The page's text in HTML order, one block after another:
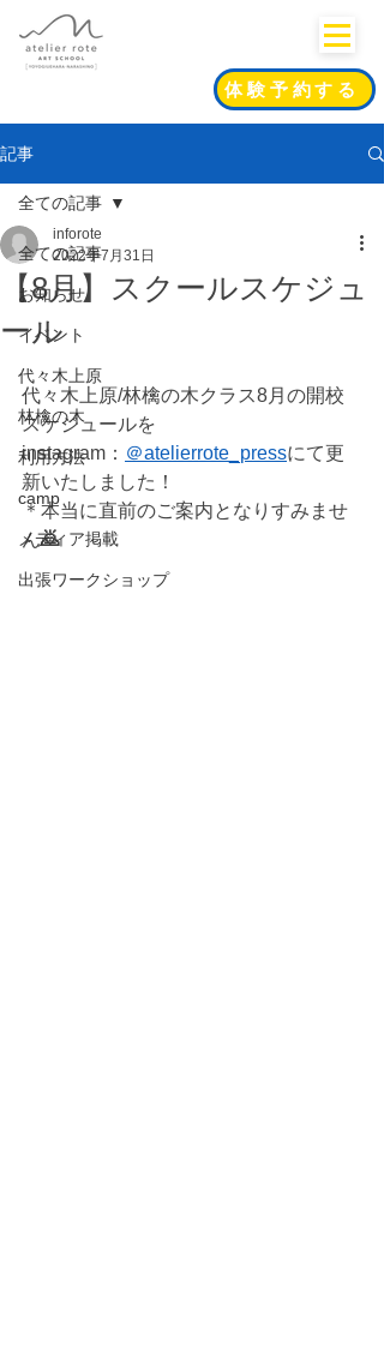
体験予約する
記事
全ての記事
お知らせ
イベント
代々木上原
林檎の木
利用方法
camp
メディア掲載
出張ワークショップ
全ての記事
【8月】スクールスケジュ
ール
inforote
2022年7月31日
代々木上原/林檎の木クラス8月の開校
スケジュールを
instagram： ＠atelierrote_pressにて更
新いたしました！
＊本当に直前のご案内となりすみませ
ん🙇